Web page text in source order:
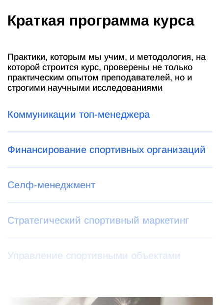
Краткая программа курса
Практики, которым мы учим, и методология, на
которой строится курс, проверены не только
практическим опытом преподавателей, но и
строгими научными исследованиями
Коммуникации топ-менеджера
Финансирование спортивных организаций
Селф-менеджмент
Стратегический спортивный маркетинг
Управление спортивными объектами